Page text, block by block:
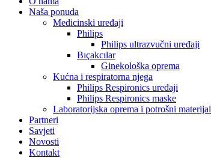
Naša ponuda
Medicinski uređaji
Philips
Philips ultrazvučni uređaji
Bıçakcılar
Ginekološka oprema
Kućna i respiratorna njega
Philips Respironics uređaji
Philips Respironics maske
Laboratorijska oprema i potrošni materijal
Partneri
Savjeti
Novosti
Kontakt